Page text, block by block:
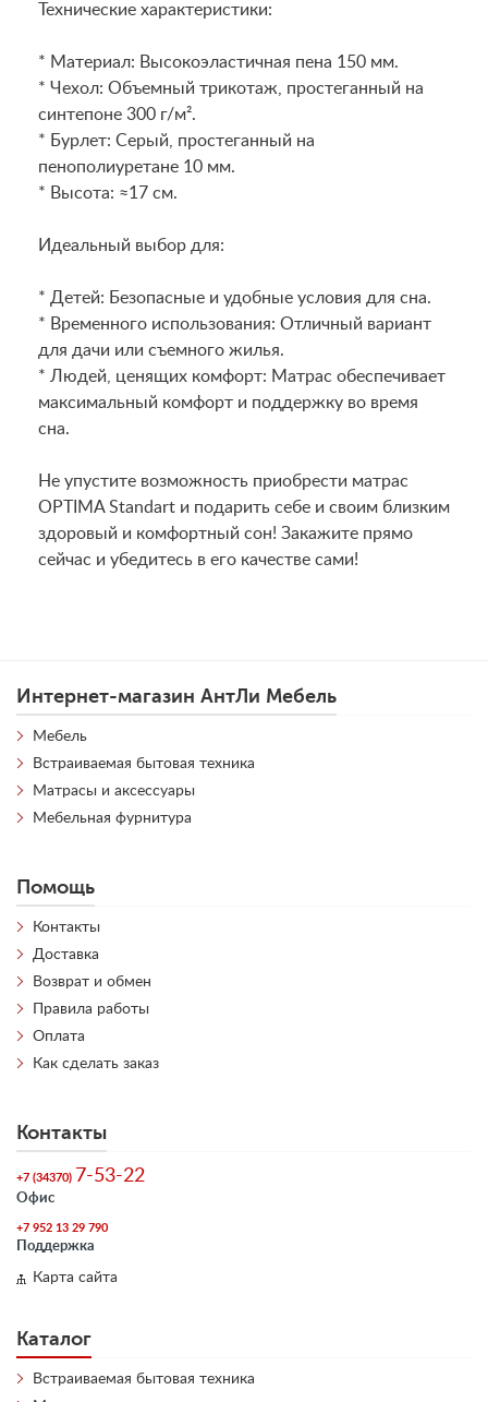
Технические характеристики:
* Материал: Высокоэластичная пена 150 мм.
* Чехол: Объемный трикотаж, простеганный на
синтепоне 300 г/м².
* Бурлет: Серый, простеганный на
пенополиуретане 10 мм.
* Высота: ≈17 см.
Идеальный выбор для:
* Детей: Безопасные и удобные условия для сна.
* Временного использования: Отличный вариант
для дачи или съемного жилья.
* Людей, ценящих комфорт: Матрас обеспечивает
максимальный комфорт и поддержку во время
сна.
Не упустите возможность приобрести матрас
OPTIMA Standart и подарить себе и своим близким
здоровый и комфортный сон! Закажите прямо
сейчас и убедитесь в его качестве сами!
Интернет-магазин АнтЛи Мебель
Мебель
Встраиваемая бытовая техника
Матрасы и аксессуары
Мебельная фурнитура
Помощь
Контакты
Доставка
Возврат и обмен
Правила работы
Оплата
Как сделать заказ
Контакты
+7 (34370) 7-53-22
Офис
+7 952 13 29 790
Поддержка
Карта сайта
Каталог
Встраиваемая бытовая техника